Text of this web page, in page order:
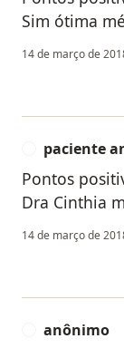
Sim ótima
14 de março de
paciente
Pontos
Dra Cinthia
14 de março de
anônimo